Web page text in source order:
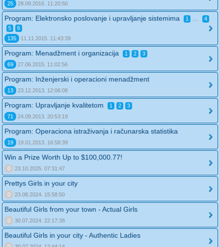
25
28.09.2016. 11:20:50
Program: Elektronsko poslovanje i upravljanje sistemima 1
4
5
6
135
11.11.2015. 11:43:39
Program: Menadžment i organizacija 1 2
3
69
27.06.2015. 11:02:56
Program: Inženjerski i operacioni menadžment
13 23.12.2013. 12:06:08
Program: Upravljanje kvalitetom 1 2
3
71
24.09.2013. 20:53:19
Program: Operaciona istraživanja i računarska statistika
19 19.01.2013. 16:58:39
Win a Prize Worth Up to $100,000.77!
0 23.10.2025. 07:31:47
Prettys Girls in your city
0 23.08.2024. 15:58:50
Beautiful Girls from your town - Actual Girls
0 30.07.2024. 22:17:38
Beautiful Girls in your city - Authentic Ladies